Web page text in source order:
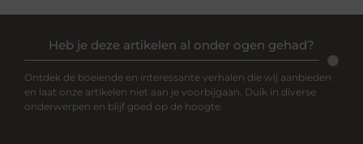
Heb je deze artikelen al onder ogen gehad?
Ontdek de boeiende en interessante verhalen die wij aanbieden
en laat onze artikelen niet aan je voorbijgaan. Duik in diverse
onderwerpen en blijf goed op de hoogte.